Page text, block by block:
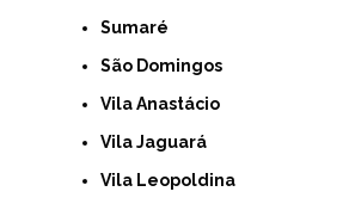
Sumaré
São Domingos
Vila Anastácio
Vila Jaguará
Vila Leopoldina